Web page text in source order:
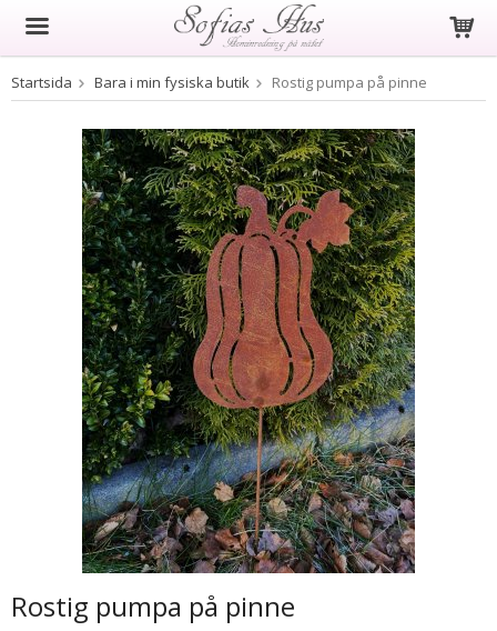
Produkten har blivit tillagd i varukorgen
Startsida Bara i min fysiska butik Rostig pumpa på pinne
Rostig pumpa på pinne